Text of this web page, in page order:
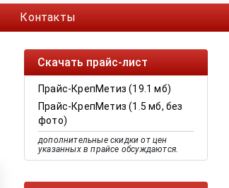
Контакты
Скачать прайс-лист
Прайс-КрепМетиз (19.1 мб)
Прайс-КрепМетиз (1.5 мб, без
фото)
дополнительные скидки от цен
указанных в прайсе обсуждаются.